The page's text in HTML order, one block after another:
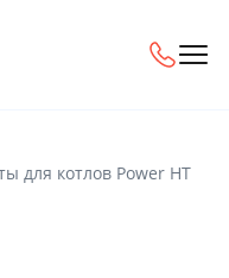
для котлов Power HT